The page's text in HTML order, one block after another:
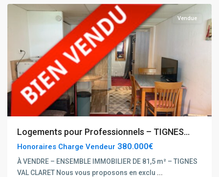
Vendue
Logements pour Professionnels – TIGNES...
Honoraires Charge Vendeur 380.000€
À VENDRE – ENSEMBLE IMMOBILIER DE 81,5 m² – TIGNES
VAL CLARET Nous vous proposons en exclu ...
Rhône
Alpes,